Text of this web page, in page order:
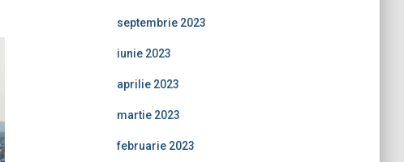
septembrie 2023
iunie 2023
aprilie 2023
martie 2023
februarie 2023